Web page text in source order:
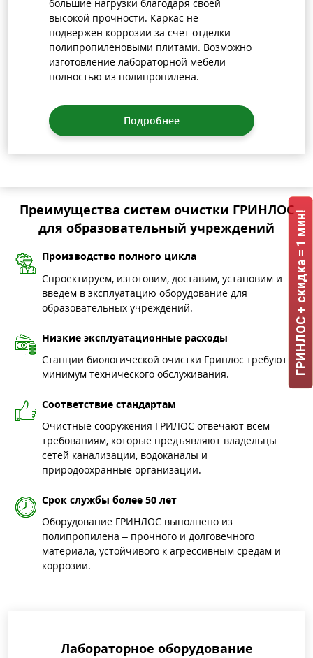
большие нагрузки благодаря своей
высокой прочности. Каркас не
подвержен коррозии за счет отделки
полипропиленовыми плитами. Возможно
изготовление лабораторной мебели
полностью из полипропилена.
Подробнее
Преимущества систем очистки ГРИНЛОС
для образовательный учреждений
Производство полного цикла
Спроектируем, изготовим, доставим, установим и
введем в эксплуатацию оборудование для
образовательных учреждений.
Низкие эксплуатационные расходы
Станции биологической очистки Гринлос требуют
минимум технического обслуживания.
Соответствие стандартам
Очистные сооружения ГРИЛОС отвечают всем
требованиям, которые предъявляют владельцы
сетей канализации, водоканалы и
природоохранные организации.
Срок службы более 50 лет
Оборудование ГРИНЛОС выполнено из
полипропилена – прочного и долговечного
материала, устойчивого к агрессивным средам и
коррозии.
Лабораторное оборудование
ГРИНЛОС + скидка = 1 мин!